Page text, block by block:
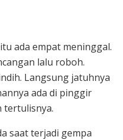
ada empat meninggal.
lalu roboh.
Langsung jatuhnya
ada di pinggir
tertulisnya.
saat terjadi gempa